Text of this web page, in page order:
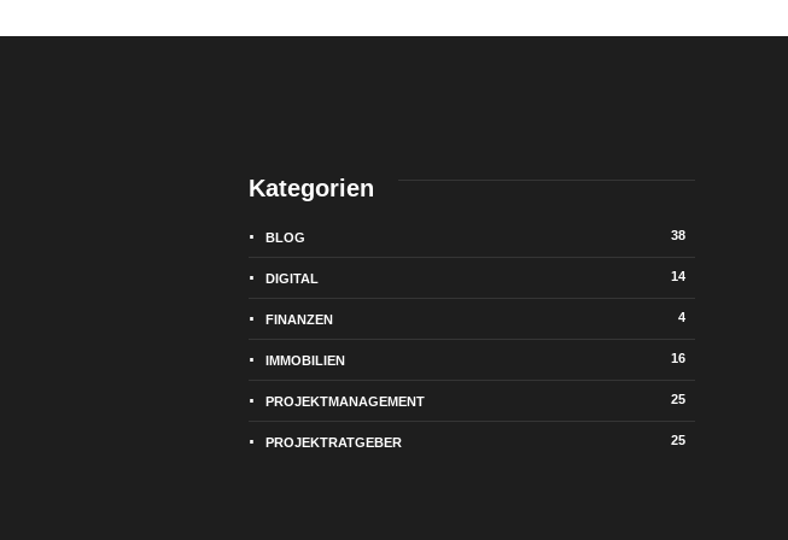
Kategorien
BLOG 38
DIGITAL 14
FINANZEN 4
IMMOBILIEN 16
PROJEKTMANAGEMENT 25
PROJEKTRATGEBER 25